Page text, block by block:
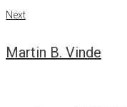
Next
Next
Martin B. Vinde